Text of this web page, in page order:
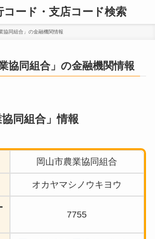
コード・支店コード検索
協同組合」の金融機関情報
協同組合」の金融機関情報
協同組合」情報
岡山市農業協同組合
オカヤマシノウキヨウ
7755